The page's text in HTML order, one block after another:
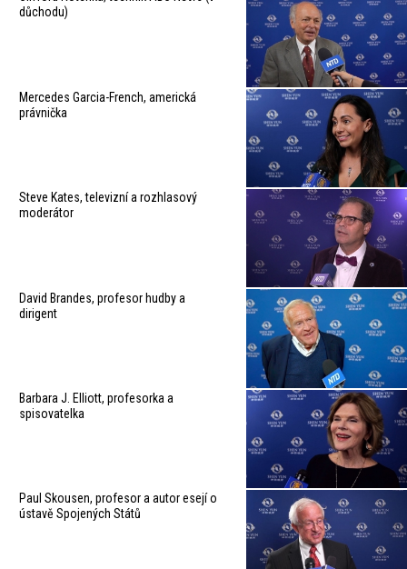
důchodu)
Mercedes Garcia-French, americká
právnička
Steve Kates, televizní a rozhlasový
moderátor
David Brandes, profesor hudby a
dirigent
Barbara J. Elliott, profesorka a
spisovatelka
Paul Skousen, profesor a autor esejí o
ústavě Spojených Států